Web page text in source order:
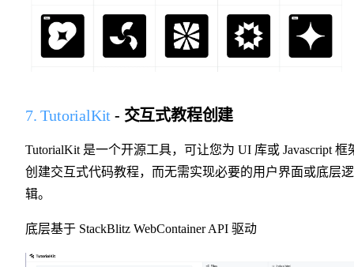
7. TutorialKit - 交互式教程创建
TutorialKit 是一个开源工具，可让您为 UI 库或 Javascript 框
创建交互式代码教程，而无需实现必要的用户界面或底层逻
辑。
底层基于 StackBlitz WebContainer API 驱动